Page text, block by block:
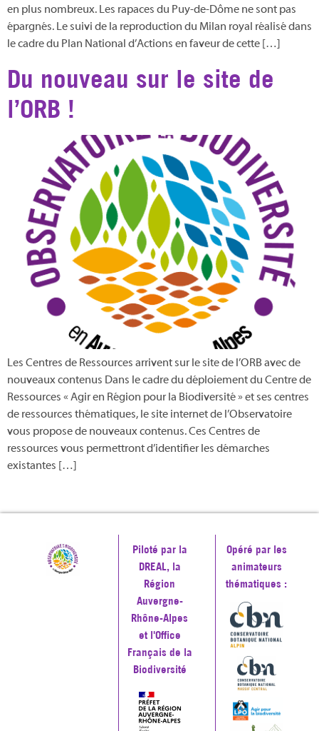
en plus nombreux. Les rapaces du Puy-de-Dôme ne sont pas
épargnés. Le suivi de la reproduction du Milan royal réalisé dans
le cadre du Plan National d’Actions en faveur de cette […]
Du nouveau sur le site de
l’ORB !
Les Centres de Ressources arrivent sur le site de l’ORB avec de
nouveaux contenus Dans le cadre du déploiement du Centre de
Ressources « Agir en Région pour la Biodiversité » et ses centres
de ressources thématiques, le site internet de l’Observatoire
vous propose de nouveaux contenus. Ces Centres de
ressources vous permettront d’identifier les démarches
existantes […]
Piloté par la
DREAL, la
Région
Auvergne-
Rhône-Alpes
et l'Office
Français de la
Biodiversité
Opéré par les
animateurs
thématiques :